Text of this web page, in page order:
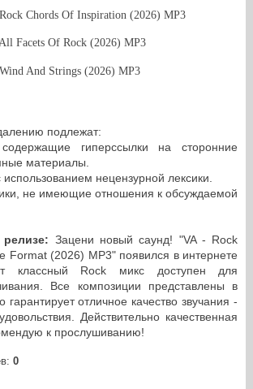
Chords Of Inspiration (2026) MP3
Facets Of Rock (2026) MP3
And Strings (2026) MP3
подлежат:
гиперссылки на сторонние
материалы.
нецензурной лексики.
не имеющие отношения к обсуждаемой
Зацени новый саунд! "VA - Rock
Format (2026) MP3" появился в интернете
классный Rock микс доступен для
Все композиции представлены в
отличное качество звучания -
Действительно качественная
к прослушиванию!
: 0